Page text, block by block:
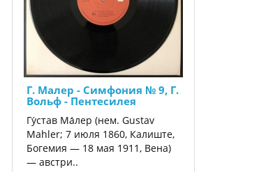
Г. Малер - Симфония № 9, Г.
Вольф - Пентесилея
Гу́став Ма́лер (нем. Gustav
Mahler; 7 июля 1860, Калиште,
Богемия — 18 мая 1911, Вена)
— австри..